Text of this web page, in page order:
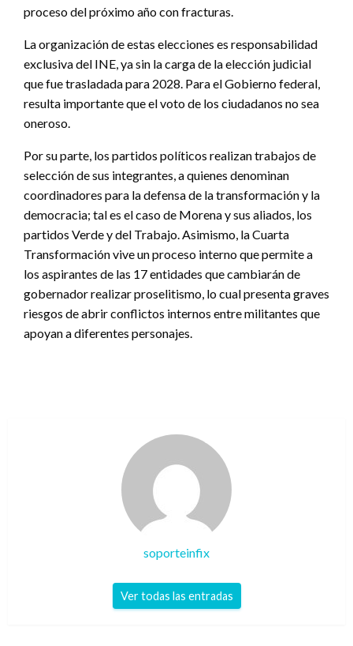
proceso del próximo año con fracturas.
La organización de estas elecciones es responsabilidad
exclusiva del INE, ya sin la carga de la elección judicial
que fue trasladada para 2028. Para el Gobierno federal,
resulta importante que el voto de los ciudadanos no sea
oneroso.
Por su parte, los partidos políticos realizan trabajos de
selección de sus integrantes, a quienes denominan
coordinadores para la defensa de la transformación y la
democracia; tal es el caso de Morena y sus aliados, los
partidos Verde y del Trabajo. Asimismo, la Cuarta
Transformación vive un proceso interno que permite a
los aspirantes de las 17 entidades que cambiarán de
gobernador realizar proselitismo, lo cual presenta graves
riesgos de abrir conflictos internos entre militantes que
apoyan a diferentes personajes.
soporteinfix
Ver todas las entradas